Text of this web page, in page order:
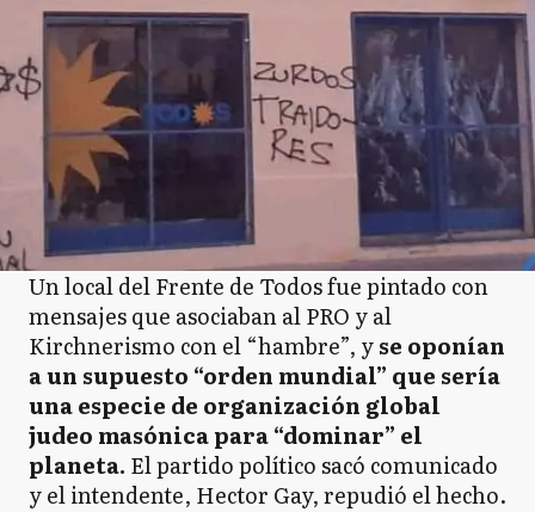
Un local del Frente de Todos fue pintado con
mensajes que asociaban al PRO y al
Kirchnerismo con el “hambre”, yse oponían
a un supuesto “orden mundial” que sería
una especie de organización global
judeo masónica para “dominar” el
planeta. El partido político sacó comunicado
y el intendente, Hector Gay, repudió el hecho.